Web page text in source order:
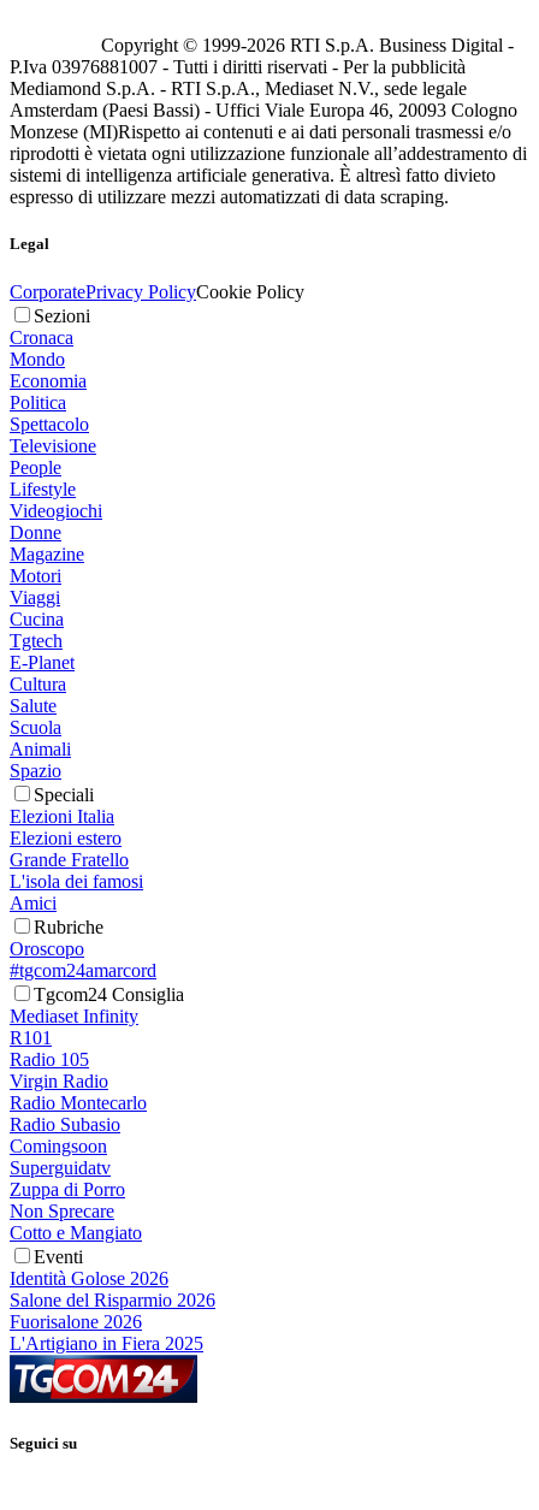
Copyright © 1999-2026 RTI S.p.A. Business Digital -
P.Iva 03976881007 - Tutti i diritti riservati - Per la pubblicità
Mediamond S.p.A. - RTI S.p.A., Mediaset N.V., sede legale
Amsterdam (Paesi Bassi) - Uffici Viale Europa 46, 20093 Cologno
Monzese (MI)Rispetto ai contenuti e ai dati personali trasmessi e/o
riprodotti è vietata ogni utilizzazione funzionale all’addestramento di
sistemi di intelligenza artificiale generativa. È altresì fatto divieto
espresso di utilizzare mezzi automatizzati di data scraping.
Legal
CorporatePrivacy PolicyCookie Policy
Sezioni
Cronaca
Mondo
Economia
Politica
Spettacolo
Televisione
People
Lifestyle
Videogiochi
Donne
Magazine
Motori
Viaggi
Cucina
Tgtech
E-Planet
Cultura
Salute
Scuola
Animali
Spazio
Speciali
Elezioni Italia
Elezioni estero
Grande Fratello
L'isola dei famosi
Amici
Rubriche
Oroscopo
#tgcom24amarcord
Tgcom24 Consiglia
Mediaset Infinity
R101
Radio 105
Virgin Radio
Radio Montecarlo
Radio Subasio
Comingsoon
Superguidatv
Zuppa di Porro
Non Sprecare
Cotto e Mangiato
Eventi
Identità Golose 2026
Salone del Risparmio 2026
Fuorisalone 2026
L'Artigiano in Fiera 2025
Seguici su